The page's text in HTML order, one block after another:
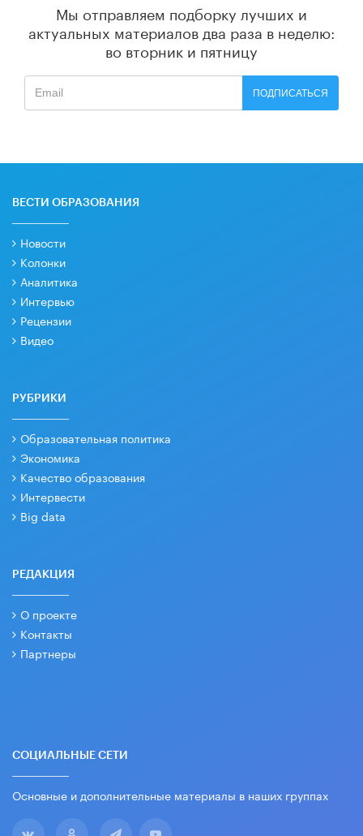
Мы отправляем подборку лучших и
актуальных материалов два раза в неделю:
во вторник и пятницу
ПОДПИСАТЬСЯ
ВЕСТИ ОБРАЗОВАНИЯ
Новости
Колонки
Аналитика
Интервью
Рецензии
Видео
РУБРИКИ
Образовательная политика
Экономика
Качество образования
Интервести
Big data
РЕДАКЦИЯ
О проекте
Контакты
Партнеры
СОЦИАЛЬНЫЕ СЕТИ
Основные и дополнительные материалы в наших группах